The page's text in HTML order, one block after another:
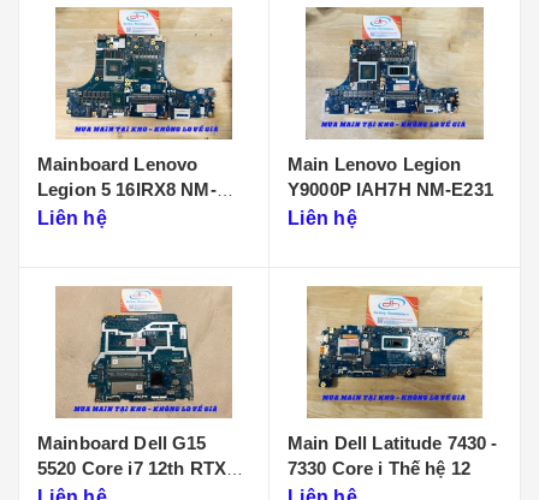
Mainboard Lenovo
Legion 5 16IRX8 NM-
F901
Liên hệ
Main Lenovo Legion
Y9000P IAH7H NM-E231
Liên hệ
Mainboard Dell G15
5520 Core i7 12th RTX
3050 LA-655P
Main Dell Latitude 7430 -
7330 Core i Thế hệ 12